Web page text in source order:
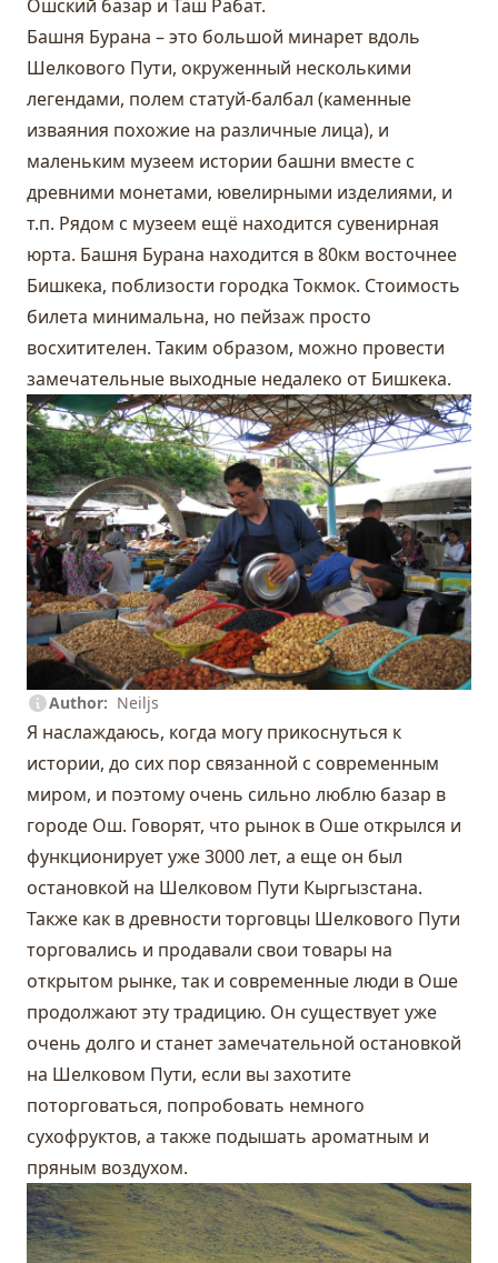
Ошский базар и Таш Рабат.
Башня Бурана – это большой минарет вдоль
Шелкового Пути, окруженный несколькими
легендами, полем статуй-балбал (каменные
изваяния похожие на различные лица), и
маленьким музеем истории башни вместе с
древними монетами, ювелирными изделиями, и
т.п. Рядом с музеем ещё находится сувенирная
юрта. Башня Бурана находится в 80км восточнее
Бишкека, поблизости городка Токмок. Стоимость
билета минимальна, но пейзаж просто
восхитителен. Таким образом, можно провести
замечательные выходные недалеко от Бишкека.
Author Neiljs
Я наслаждаюсь, когда могу прикоснуться к
истории, до сих пор связанной с современным
миром, и поэтому очень сильно люблю базар в
городе Ош. Говорят, что рынок в Оше открылся и
функционирует уже 3000 лет, а еще он был
остановкой на Шелковом Пути Кыргызстана.
Также как в древности торговцы Шелкового Пути
торговались и продавали свои товары на
открытом рынке, так и современные люди в Оше
продолжают эту традицию. Он существует уже
очень долго и станет замечательной остановкой
на Шелковом Пути, если вы захотите
поторговаться, попробовать немного
сухофруктов, а также подышать ароматным и
пряным воздухом.